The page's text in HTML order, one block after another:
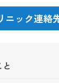
ニック連絡